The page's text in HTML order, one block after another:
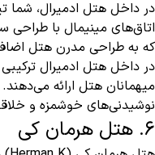
اتاق‌های مینیمال با
در داخل هتل ادمیرال
میهمانان هتل ارائه
نوشیدنی‌های خوشمزه و
6. هتل هرمان کی